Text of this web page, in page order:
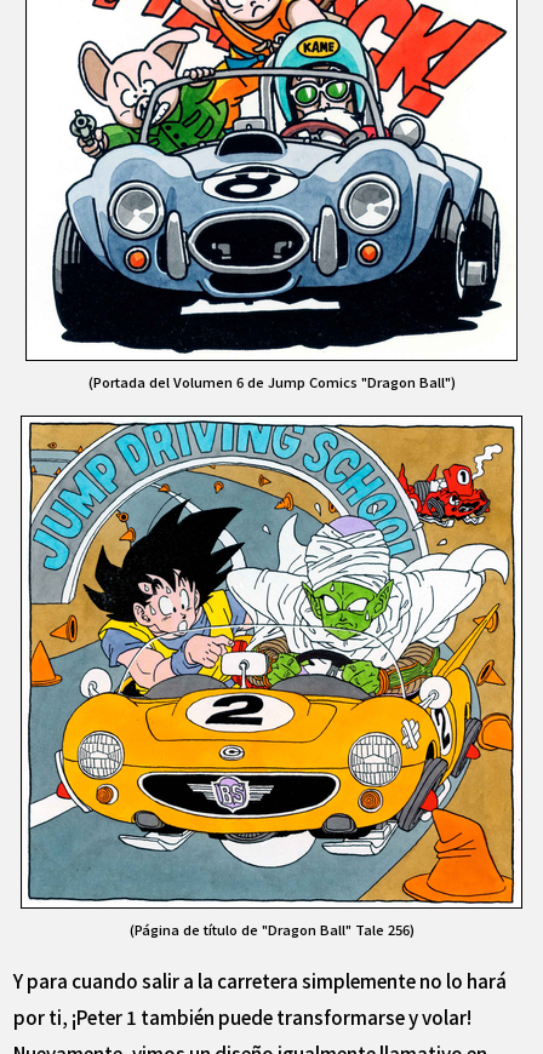
(Portada del Volumen 6 de Jump Comics "Dragon Ball")
(Página de título de "Dragon Ball" Tale 256)
Y para cuando salir a la carretera simplemente no lo hará
por ti, ¡Peter 1 también puede transformarse y volar!